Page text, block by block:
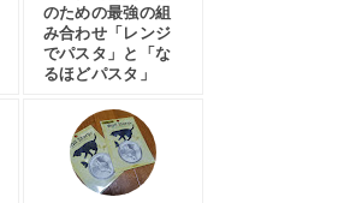
のための最強の組
み合わせ「レンジ
でパスタ」と「な
るほどパスタ」